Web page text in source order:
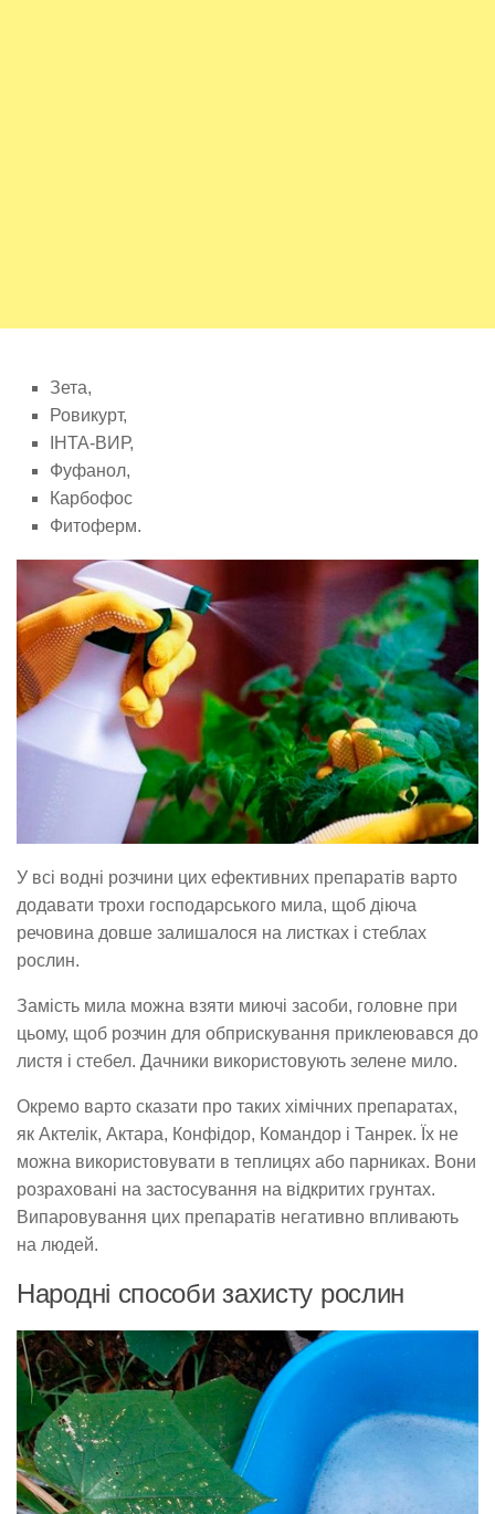
Зета,
Ровикурт,
ІНТА-ВИР,
Фуфанол,
Карбофос
Фитоферм.
У всі водні розчини цих ефективних препаратів варто
додавати трохи господарського мила, щоб діюча
речовина довше залишалося на листках і стеблах
рослин.
Замість мила можна взяти миючі засоби, головне при
цьому, щоб розчин для обприскування приклеювався до
листя і стебел. Дачники використовують зелене мило.
Окремо варто сказати про таких хімічних препаратах,
як Актелік, Актара, Конфідор, Командор і Танрек. Їх не
можна використовувати в теплицях або парниках. Вони
розраховані на застосування на відкритих грунтах.
Випаровування цих препаратів негативно впливають
на людей.
Народні способи захисту рослин